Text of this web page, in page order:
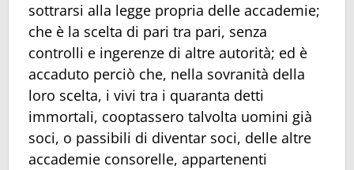
sottrarsi alla legge propria delle accademie;
che è la scelta di pari tra pari, senza
controlli e ingerenze di altre autorità; ed è
accaduto perciò che, nella sovranità della
loro scelta, i vivi tra i quaranta detti
immortali, cooptassero talvolta uomini già
soci, o passibili di diventar soci, delle altre
accademie consorelle, appartenenti